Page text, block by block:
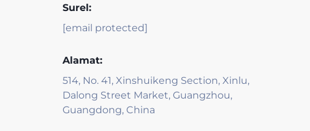
Surel:
[email protected]
Alamat:
514, No. 41, Xinshuikeng Section, Xinlu,
Dalong Street Market, Guangzhou,
Guangdong, China